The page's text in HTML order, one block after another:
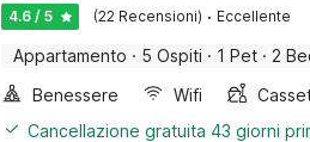
4.6 / 5 (22 Recensioni) · Eccellente
Appartamento · 5 Ospiti · 1 Pet · 2
Benessere
Wifi
Cancellazione gratuita 43 giorni